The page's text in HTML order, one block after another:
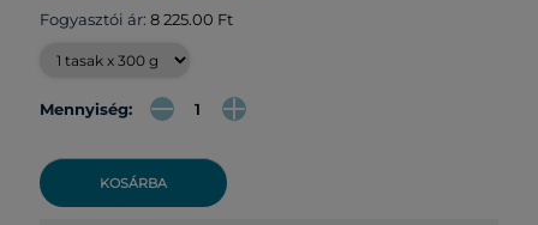
Fogyasztói ár: 8 225.00 Ft
Mennyiség:
KOSÁRBA